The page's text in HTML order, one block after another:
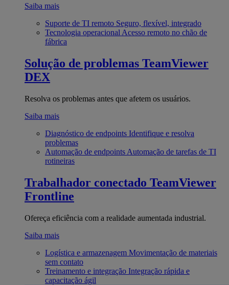
Saiba mais
Suporte de TI remoto Seguro, flexível, integrado
Tecnologia operacional Acesso remoto no chão de
fábrica
Solução de problemas TeamViewer
DEX
Resolva os problemas antes que afetem os usuários.
Saiba mais
Diagnóstico de endpoints Identifique e resolva
problemas
Automação de endpoints Automação de tarefas de TI
rotineiras
Trabalhador conectado TeamViewer
Frontline
Ofereça eficiência com a realidade aumentada industrial.
Saiba mais
Logística e armazenagem Movimentação de materiais
sem contato
Treinamento e integração Integração rápida e
capacitação ágil